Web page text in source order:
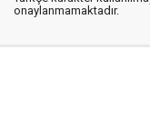
onaylanmamaktadır.